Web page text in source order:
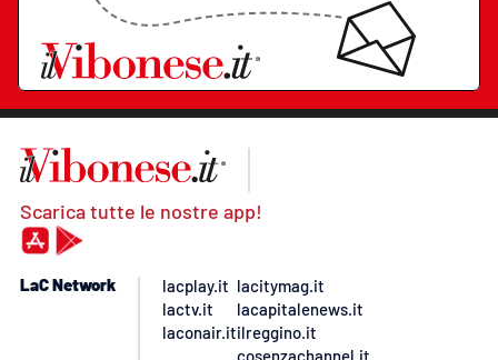
Scarica tutte le nostre app!
LaC Network
lacplay.it
lactv.it
laconair.it
lacitymag.it
lacapitalenews.it
ilreggino.it
cosenzachannel.it